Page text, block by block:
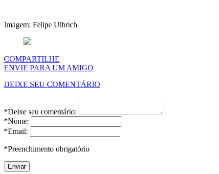
Imagem: Felipe Ulbrich
COMPARTILHE
ENVIE PARA UM AMIGO
DEIXE SEU COMENTÁRIO
*Deixe seu comentário:
*Nome:
*Email:
*Preenchimento obrigatório